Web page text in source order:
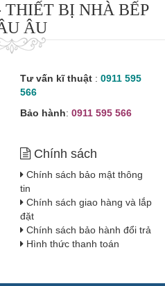
BỊ NHÀ BẾP
ÂU
Tư vấn kĩ thuật : 0911 595
566
Bảo hành: 0911 595 566
Chính sách
Chính sách bảo mật thông
tin
Chính sách giao hàng và lắp
đặt
Chính sách bảo hành đổi trả
Hình thức thanh toán